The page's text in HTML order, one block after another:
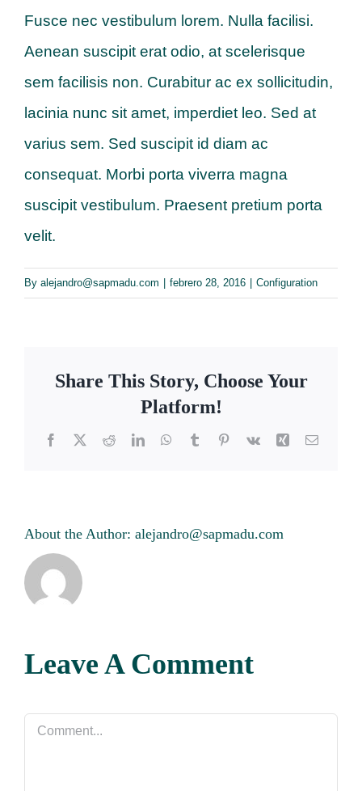
Fusce nec vestibulum lorem. Nulla facilisi.
Aenean suscipit erat odio, at scelerisque
sem facilisis non. Curabitur ac ex sollicitudin,
lacinia nunc sit amet, imperdiet leo. Sed at
varius sem. Sed suscipit id diam ac
consequat. Morbi porta viverra magna
suscipit vestibulum. Praesent pretium porta
velit.
By alejandro@sapmadu.com febrero 28, 2016 Configuration
Share This Story, Choose Your
Platform!
Facebook
TwitterRedditLinkedInWhatsApp
TumblrPinterest
Vk Xing Email
About the Author: alejandro@sapmadu.com
Leave A Comment
Comment